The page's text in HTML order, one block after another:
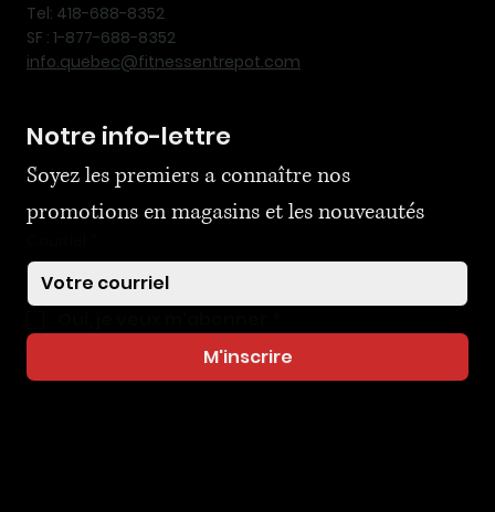
Tel: 418-688-8352
SF : 1-877-688-8352
info.quebec@fitnessentrepot.com
Notre info-lettre
Soyez les premiers a connaître nos
promotions en magasins et les nouveautés
M'inscrire